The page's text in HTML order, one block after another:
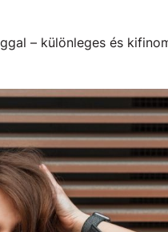
– különleges és